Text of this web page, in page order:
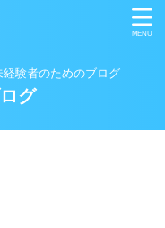
験者のためのブログ
グ